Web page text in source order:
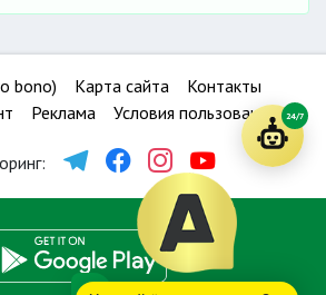
bono) Карта сайта
Контакты
Реклама Условия пользования 24/7